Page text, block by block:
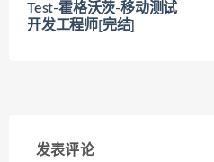
Test-霍格沃茨-移动测试
开发工程师[完结]
发表评论